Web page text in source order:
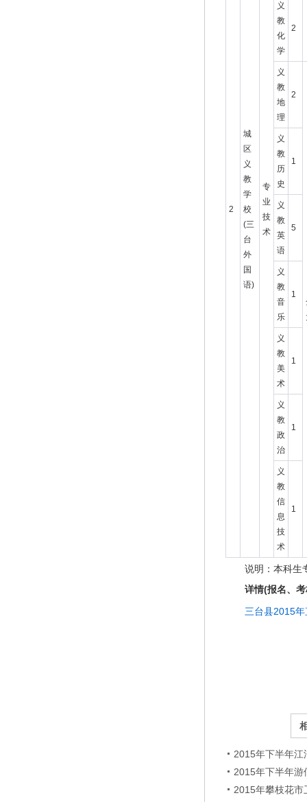
2
城
区
义
教
学
校
(三
台
外
国
语)
专
业
技
术
义
教
化
学
2
义
教
地
理
2
义
教
历
史
1
义
教
英
语
5
义
教
音
乐
1
义
教
美
术
1
义
教
政
治
1
义
教
信
息
技
术
1
说明：本科生
详情(报名、
三台县2015
2015年下半年江
2015年下半年游
2015年攀枝花市